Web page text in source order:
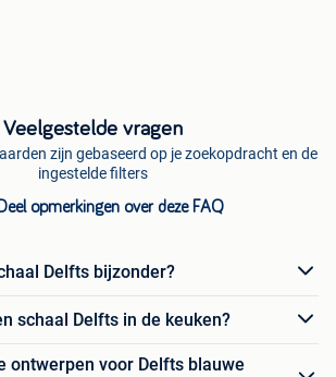
Veelgestelde vragen
zijn gebaseerd op je zoekopdracht en de
ingestelde filters
opmerkingen over deze FAQ
Delfts bijzonder?
schaal Delfts in de keuken?
ontwerpen voor Delfts blauwe